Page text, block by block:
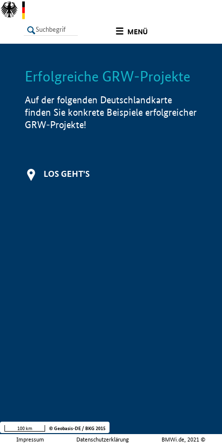
MENÜ
LISTE Info
Erfolgreiche GRW-Projekte
Auf der folgenden Deutschlandkarte
finden Sie konkrete Beispiele erfolgreicher
GRW-Projekte!
LOS GEHT'S
Impressum Datenschutzerklärung BMWi.de, 2021 ©
100 km © Geobasis-DE / BKG 2015